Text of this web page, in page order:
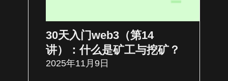
30天入门web3（第14
讲）：什么是矿工与挖矿？
2025年11月9日